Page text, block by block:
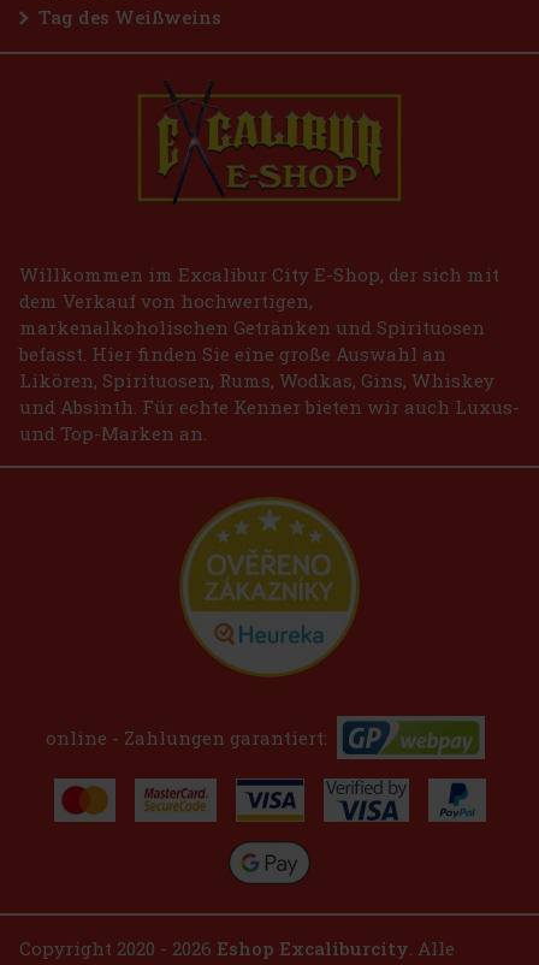
Tag des Weißweins
Willkommen im Excalibur City E-Shop, der sich mit
dem Verkauf von hochwertigen,
markenalkoholischen Getränken und Spirituosen
befasst. Hier finden Sie eine große Auswahl an
Likören, Spirituosen, Rums, Wodkas, Gins, Whiskey
und Absinth. Für echte Kenner bieten wir auch Luxus-
und Top-Marken an.
online - Zahlungen garantiert:
Copyright 2020 - 2026 Eshop Excaliburcity . Alle